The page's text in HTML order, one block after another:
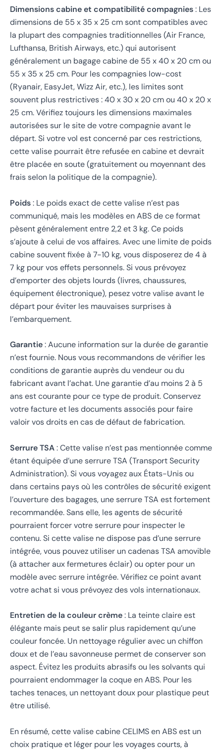
Dimensions cabine et compatibilité compagnies: Les
dimensions de 55 x 35 x 25 cm sont compatibles avec
la plupart des compagnies traditionnelles (Air France,
Lufthansa, British Airways, etc.) qui autorisent
généralement un bagage cabine de 55 x 40 x 20 cm ou
55 x 35 x 25 cm. Pour les compagnies low-cost
(Ryanair, EasyJet, Wizz Air, etc.), les limites sont
souvent plus restrictives : 40 x 30 x 20 cm ou 40 x 20 x
25 cm. Vérifiez toujours les dimensions maximales
autorisées sur le site de votre compagnie avant le
départ. Si votre vol est concerné par ces restrictions,
cette valise pourrait être refusée en cabine et devrait
être placée en soute (gratuitement ou moyennant des
frais selon la politique de la compagnie).
Poids: Le poids exact de cette valise n’est pas
communiqué, mais les modèles en ABS de ce format
pèsent généralement entre 2,2 et 3 kg. Ce poids
s’ajoute à celui de vos affaires. Avec une limite de poids
cabine souvent fixée à 7-10 kg, vous disposerez de 4 à
7 kg pour vos effets personnels. Si vous prévoyez
d’emporter des objets lourds (livres, chaussures,
équipement électronique), pesez votre valise avant le
départ pour éviter les mauvaises surprises à
l’embarquement.
Garantie: Aucune information sur la durée de garantie
n’est fournie. Nous vous recommandons de vérifier les
conditions de garantie auprès du vendeur ou du
fabricant avant l’achat. Une garantie d’au moins 2 à 5
ans est courante pour ce type de produit. Conservez
votre facture et les documents associés pour faire
valoir vos droits en cas de défaut de fabrication.
Serrure TSA: Cette valise n’est pas mentionnée comme
étant équipée d’une serrure TSA (Transport Security
Administration). Si vous voyagez aux États-Unis ou
dans certains pays où les contrôles de sécurité exigent
l’ouverture des bagages, une serrure TSA est fortement
recommandée. Sans elle, les agents de sécurité
pourraient forcer votre serrure pour inspecter le
contenu. Si cette valise ne dispose pas d’une serrure
intégrée, vous pouvez utiliser un cadenas TSA amovible
(à attacher aux fermetures éclair) ou opter pour un
modèle avec serrure intégrée. Vérifiez ce point avant
votre achat si vous prévoyez des vols internationaux.
Entretien de la couleur crème: La teinte claire est
élégante mais peut se salir plus rapidement qu’une
couleur foncée. Un nettoyage régulier avec un chiffon
doux et de l’eau savonneuse permet de conserver son
aspect. Évitez les produits abrasifs ou les solvants qui
pourraient endommager la coque en ABS. Pour les
taches tenaces, un nettoyant doux pour plastique peut
être utilisé.
En résumé, cette valise cabine CELIMS en ABS est un
choix pratique et léger pour les voyages courts, à